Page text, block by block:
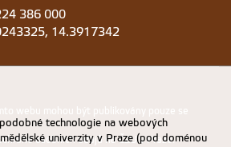
386 000
14.3917342
osobních údajů na ČZU v Praze.
technologie na webových
univerzity v Praze (pod doménou